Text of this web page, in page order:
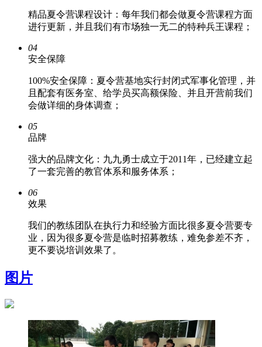
精品夏令营课程设计：每年我们都会做夏令营课程方面
进行更新，并且我们有市场独一无二的特种兵王课程；
04
安全保障
100%安全保障：夏令营基地实行封闭式军事化管理，并
且配套有医务室、给学员买高额保险、并且开营前我们
会做详细的身体调查；
05
品牌
强大的品牌文化：九九勇士成立于2011年，已经建立起
了一套完善的教官体系和服务体系；
06
效果
我们的教练团队在执行力和经验方面比很多夏令营要专
业，因为很多夏令营是临时招募教练，难免参差不齐，
更不要说培训效果了。
图片